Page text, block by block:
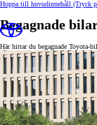
Hoppa till huvudinnehåll (Tryck
Begagnade
Här hittar du begagnade Toyota-